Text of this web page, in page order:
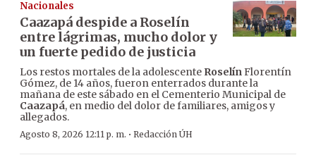
Nacionales
Caazapá despide a Roselín
entre lágrimas, mucho dolor y
un fuerte pedido de justicia
Los restos mortales de la adolescente RoselínFlorentín
Gómez, de 14 años, fueron enterrados durante la
mañana de este sábado en el Cementerio Municipal de
Caazapá, en medio del dolor de familiares, amigos y
allegados.
Agosto 8, 2026 12:11 p. m. · Redacción ÚH